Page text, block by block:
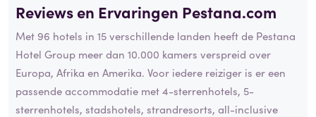
Reviews en Ervaringen Pestana.com
Met 96 hotels in 15 verschillende landen heeft de Pestana
Hotel Group meer dan 10.000 kamers verspreid over
Europa, Afrika en Amerika. Voor iedere reiziger is er een
passende accommodatie met 4-sterrenhotels, 5-
sterrenhotels, stadshotels, strandresorts, all-inclusive